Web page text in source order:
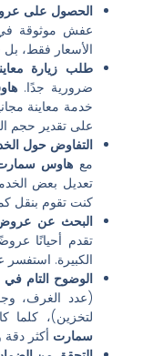
على عروض أسعار
في تبوك
فقط، بل قارن
معاينة مجانية
هاوس سمارت
مجانية للعفش في
حجم العمل بدقة.
حول الخدمات
سمارت أفضل
بعض الخدمات لتناسب
بنقل كمية كبيرة من
عن عروض وخصومات
أحيانًا عروضًا موسمية
استفسر عن هذه
التام في متطلباتك:
الغرف، وجود أجهزة
كلما كان عرض
أكثر دقة وتجنبت